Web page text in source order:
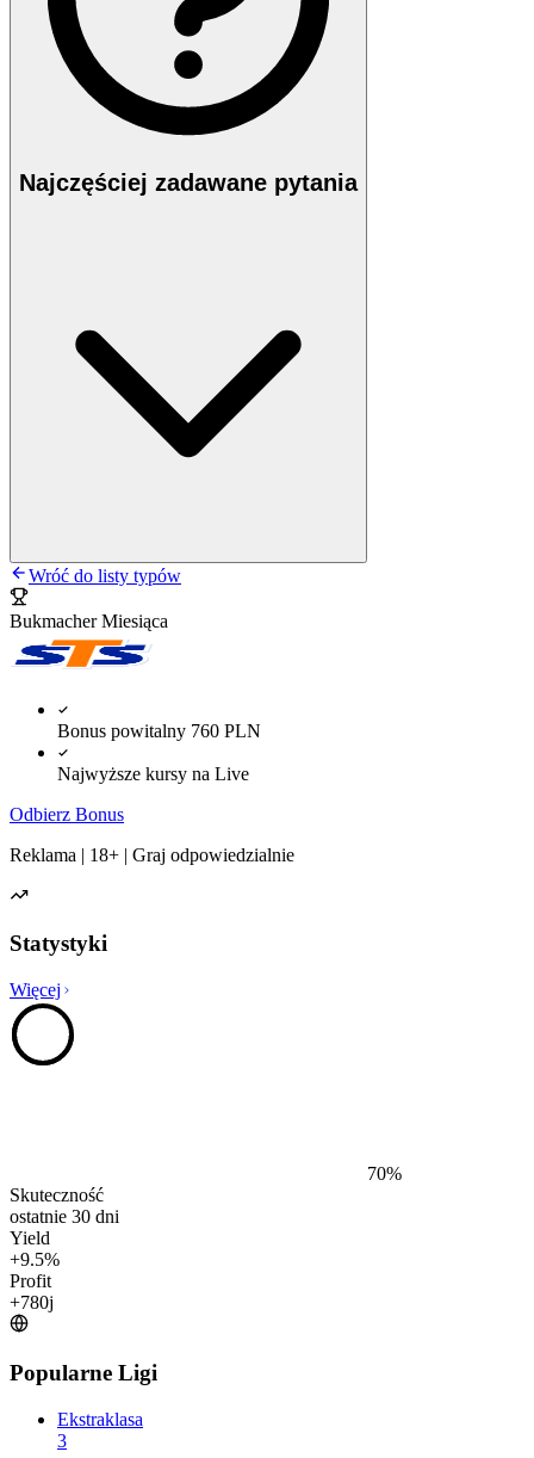
Najczęściej zadawane pytania
Wróć do listy typów
Bukmacher Miesiąca
Bonus powitalny 760 PLN
Najwyższe kursy na Live
Odbierz Bonus
Reklama | 18+ | Graj odpowiedzialnie
Statystyki
Więcej
70%
Skuteczność
ostatnie 30 dni
Yield
+9.5%
Profit
+780j
Popularne Ligi
Ekstraklasa
3